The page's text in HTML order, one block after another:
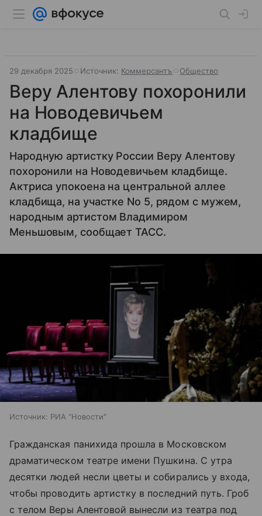
29 декабря 2025 Источник: Коммерсантъ Общество
Веру Алентову похоронили
на Новодевичьем
кладбище
Народную артистку России Веру Алентову
похоронили на Новодевичьем кладбище.
Актриса упокоена на центральной аллее
кладбища, на участке No 5, рядом с мужем,
народным артистом Владимиром
Меньшовым, сообщает ТАСС.
Источник: РИА "Новости"
Гражданская панихида прошла в Московском
драматическом театре имени Пушкина. С утра
десятки людей несли цветы и собирались у входа,
чтобы проводить артистку в последний путь. Гроб
с телом Веры Алентовой вынесли из театра под